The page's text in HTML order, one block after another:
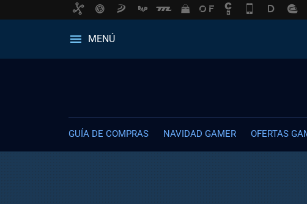
MENÚ
GUÍA DE COMPRAS NAVIDAD GAMER OFERTAS